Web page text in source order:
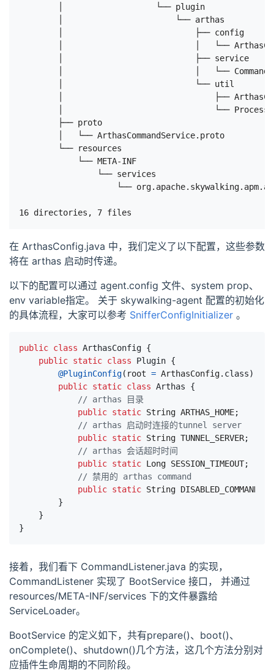
        │                   └── plugin
        │                       └── arthas
        │                           ├── config
│                           │   └──
        │                           ├── service
│                           │   └──
        │                           └── util
│                               ├──
│                               └──
        ├── proto
│   └── ArthasCommandService.proto
        └── resources
            └── META-INF
└── services
└──
在 ArthasConfig.java 中，我们定义了以下配置，这些参数
将在 arthas 启动时传递。
以下的配置可以通过 agent.config 文件、system prop、
env variable指定。 关于 skywalking-agent 配置的初始化
的具体流程，大家可以参考 SnifferConfigInitializer 。
public class ArthasConfig {
public static class Plugin {
@PluginConfig( root = ArthasConfig. class)
public static class Arthas
{
// arthas 目录
public static String ARTHAS_HOME;
// arthas 启动时连接的tunnel server
public static String TUNNEL_SERVER;
// arthas 会话超时时间
public static Long SESSION_TIMEOUT;
// 禁用的 arthas command
public static String DISABLED_COMMANDS
}
}
}
接着，我们看下 CommandListener.java 的实现，
CommandListener 实现了 BootService 接口， 并通过
resources/META-INF/services 下的文件暴露给
ServiceLoader。
BootService 的定义如下，共有prepare()、boot()、
onComplete()、shutdown()几个方法，这几个方法分别对
应插件生命周期的不同阶段。